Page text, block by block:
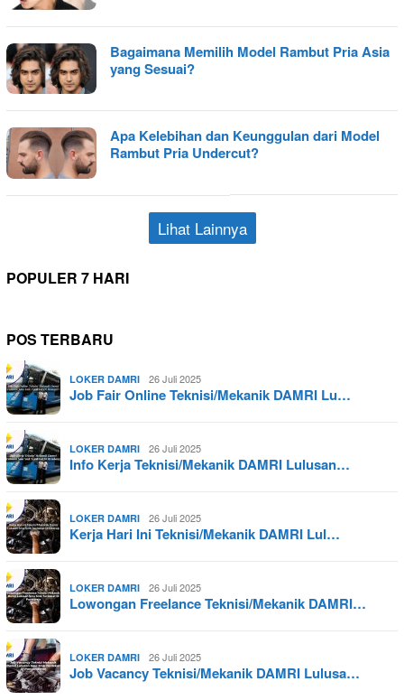
Bagaimana Memilih Model Rambut Pria Asia
yang Sesuai?
Apa Kelebihan dan Keunggulan dari Model
Rambut Pria Undercut?
Lihat Lainnya
POPULER 7 HARI
POS TERBARU
LOKER DAMRI 26 Juli 2025
Job Fair Online Teknisi/Mekanik DAMRI Lu…
LOKER DAMRI 26 Juli 2025
Info Kerja Teknisi/Mekanik DAMRI Lulusan…
LOKER DAMRI 26 Juli 2025
Kerja Hari Ini Teknisi/Mekanik DAMRI Lul…
LOKER DAMRI 26 Juli 2025
Lowongan Freelance Teknisi/Mekanik DAMRI…
LOKER DAMRI 26 Juli 2025
Job Vacancy Teknisi/Mekanik DAMRI Lulusa…